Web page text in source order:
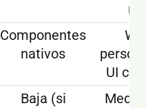
Componentes
nativos
UI
Baja (si
Media